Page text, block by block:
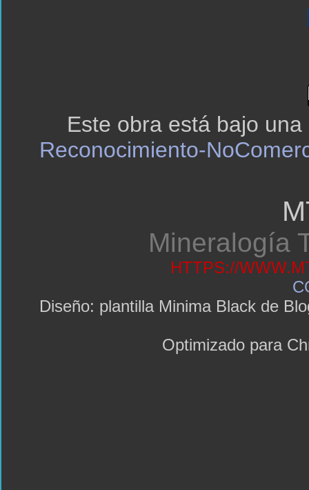
Este obra está bajo una
Reconocimiento-
Mineralogía
HTTPS://
Diseño: plantilla Minima Black de
Optimizado para